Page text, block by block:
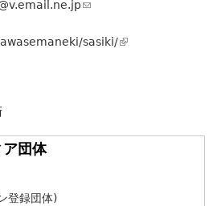
(
i
n
sasiki/(
i
団体
登録団体)